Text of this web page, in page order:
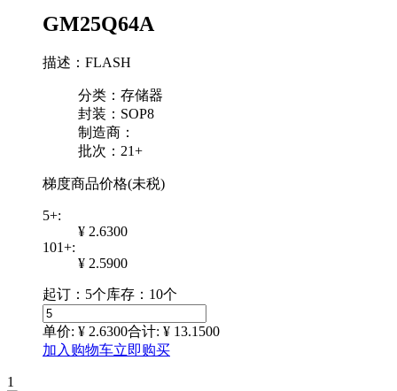
GM25Q64A
描述：FLASH
分类：存储器
封装：SOP8
制造商：
批次：21+
梯度商品价格(未税)
5+:
¥ 2.6300
101+:
¥ 2.5900
起订：5个库存：10个
单价: ¥ 2.6300合计: ¥ 13.1500
加入购物车立即购买
1